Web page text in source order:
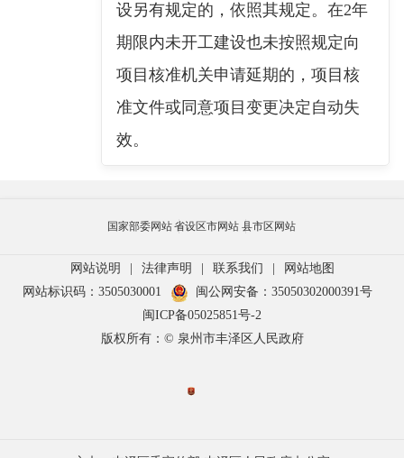
设另有规定的，依照其规定。在2年
期限内未开工建设也未按照规定向
项目核准机关申请延期的，项目核
准文件或同意项目变更决定自动失
效。
国家部委网站省设区市网站 县市区网站
网站说明 | 法律声明 | 联系我们 |
网站地图
网站标识码：3505030001
闽公网安备：35050302000391号
闽ICP备05025851号-2
版权所有：© 泉州市丰泽区人民政府